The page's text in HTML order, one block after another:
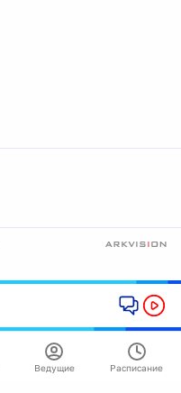
Ведущие Расписание